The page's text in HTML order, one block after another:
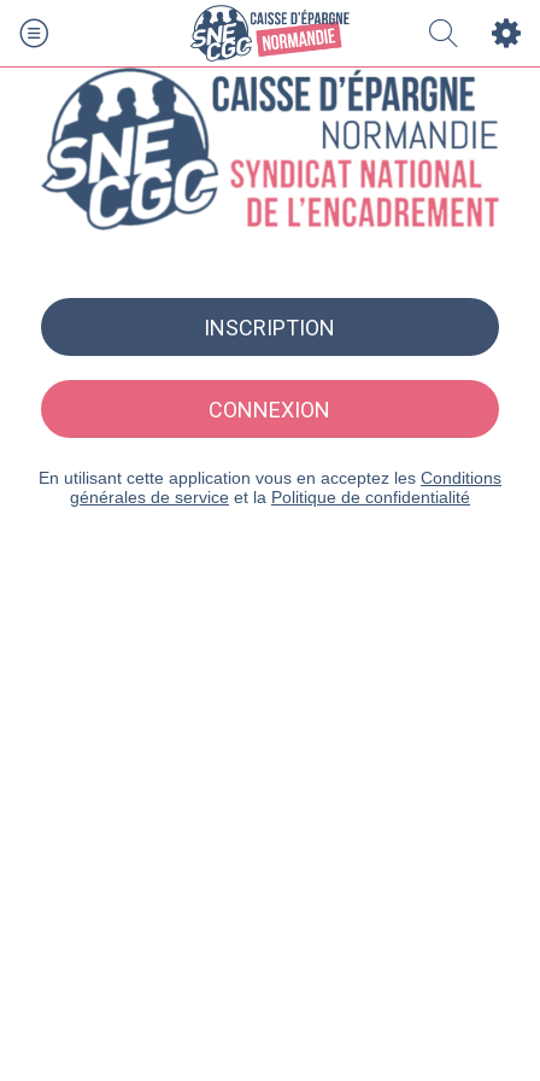
INSCRIPTION
CONNEXION
En utilisant cette application vous en acceptez les Conditions
générales de service et la Politique de confidentialité